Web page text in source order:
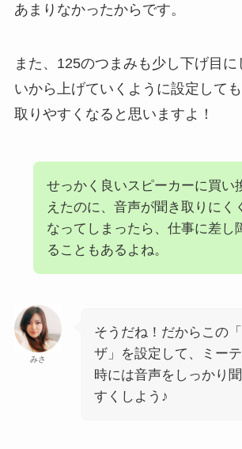
あまりなかったからです。
また、125のつまみも少し下げ目に
いから上げていくように設定して
取りやすくなると思いますよ！
せっかく良いスピーカーに買い
えたのに、音声が聞き取りにく
なってしまったら、仕事に差し
ることもあるよね。
みさ
そうだね！だからこの
ザ」を設定して、ミー
時には音声をしっかり
すくしよう♪